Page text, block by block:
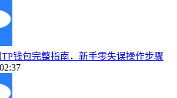
钱包完整指南，新手零失误操作步骤